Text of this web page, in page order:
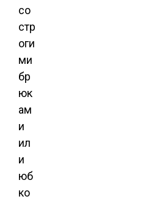
со
стр
оги
ми
бр
юк
ам
и
ил
и
юб
ко